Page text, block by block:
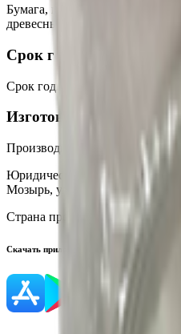
Бумага, материал-PLA
древесные опилки),
Срок годности
Срок годности
Изготовитель
Производитель:
ООО «ТПКопт»
Юридический адрес:
Мозырь, ул. Коммунальная, 18Е,
Страна производства:
Скачать приложение